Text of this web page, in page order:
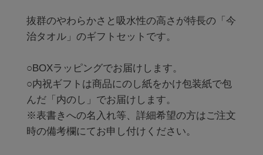
抜群のやわらかさと吸水性の高さが特長の「今
治タオル」のギフトセットです。
○BOXラッピングでお届けします。
○内祝ギフトは商品にのし紙をかけ包装紙で包
んだ「内のし」でお届けします。
※表書きへの名入れ等、詳細希望の方はご注文
時の備考欄にてお申し付けください。